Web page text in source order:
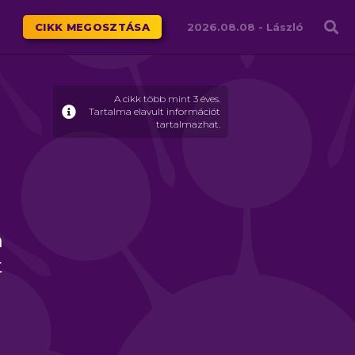
Családháló
CIKK MEGOSZTÁSA 2026.08.08 - László
A cikk több mint 3 éves.
Tartalma elavult információt
tartalmazhat.